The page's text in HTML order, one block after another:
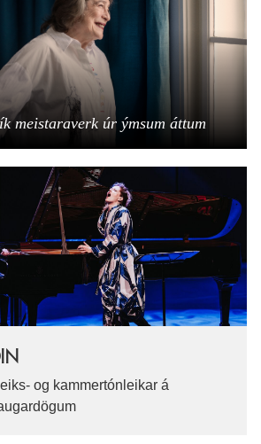
meistaraverk úr ýmsum áttum
og kammertónleikar á